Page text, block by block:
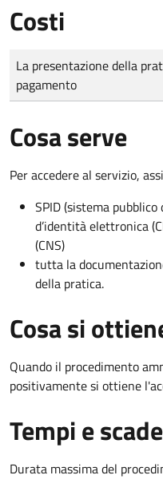
Costi
Tipo di pagamento
Importo
La presentazione della
pagamento
Cosa serve
Per accedere al servizio,
SPID (sistema
d’identità elettronica
(CNS)
tutta la
della pratica.
Cosa si
Quando il procedimento
positivamente si ottiene
Tempi e
Durata massima del